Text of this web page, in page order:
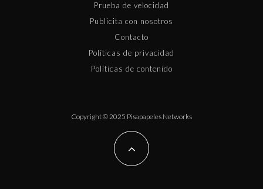
Prueba de velocidad
Publicita con nosotros
Contacto
Políticas de privacidad
Políticas de contenido
Copyright © 2025 Pisapapeles Networks